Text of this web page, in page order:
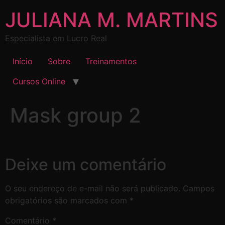
JULIANA M. MARTINS
Especialista em Lucro Real
Início Sobre
Treinamentos
Cursos Online
Mask group 2
Deixe um comentário
O seu endereço de e-mail não será publicado. Campos
obrigatórios são marcados com *
Comentário *